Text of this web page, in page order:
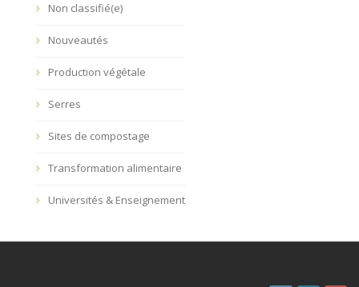
Non classifié(e)
Nouveautés
Production végétale
Serres
Sites de compostage
Transformation alimentaire
Universités & Enseignement